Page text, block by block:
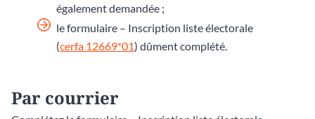
également demandée ;
le formulaire – Inscription liste électorale
(cerfa 12669*01) dûment complété.
Par courrier